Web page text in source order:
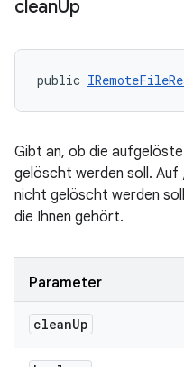
cleanUp
public
Gibt an, ob die
gelöscht werden soll. Auf
nicht gelöscht werden
die Ihnen gehört.
Parameter
cleanUp